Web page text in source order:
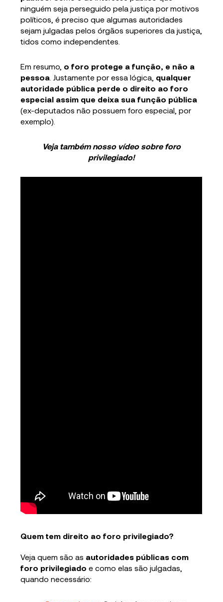
ninguém seja perseguido pela justiça por motivos
políticos, é preciso que algumas autoridades
sejam julgadas pelos órgãos superiores da justiça,
tidos como independentes.
Em resumo, o foro protege a função, e não a
pessoa . Justamente por essa lógica, qualquer
autoridade pública perde o direito ao foro
especial assim que deixa sua função pública
(ex-deputados não possuem foro especial, por
exemplo).
Veja também nosso vídeo sobre foro
privilegiado!
Quem tem direito ao foro privilegiado?
Veja quem são as autoridades públicas com
foro privilegiado e como elas são julgadas,
quando necessário: